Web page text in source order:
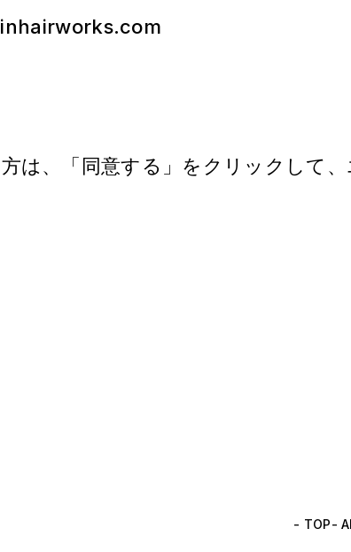
方は、「同意する」をクリックして
- TOP-